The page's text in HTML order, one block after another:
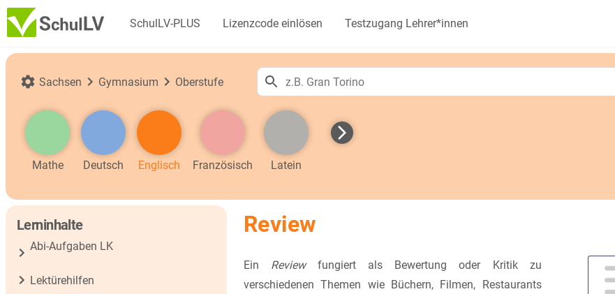
SchulLV-PLUS Lizenzcode einlösen Testzugang Lehrer*innen
Sachsen Gymnasium Oberstufe
Mathe Deutsch Englisch Französisch Latein
Lerninhalte
Abi-Aufgaben LK
Lektürehilfen
Review
Ein Reviewfungiert als Bewertung oder Kritik zu
verschiedenen Themen wie Büchern, Filmen, Restaurants